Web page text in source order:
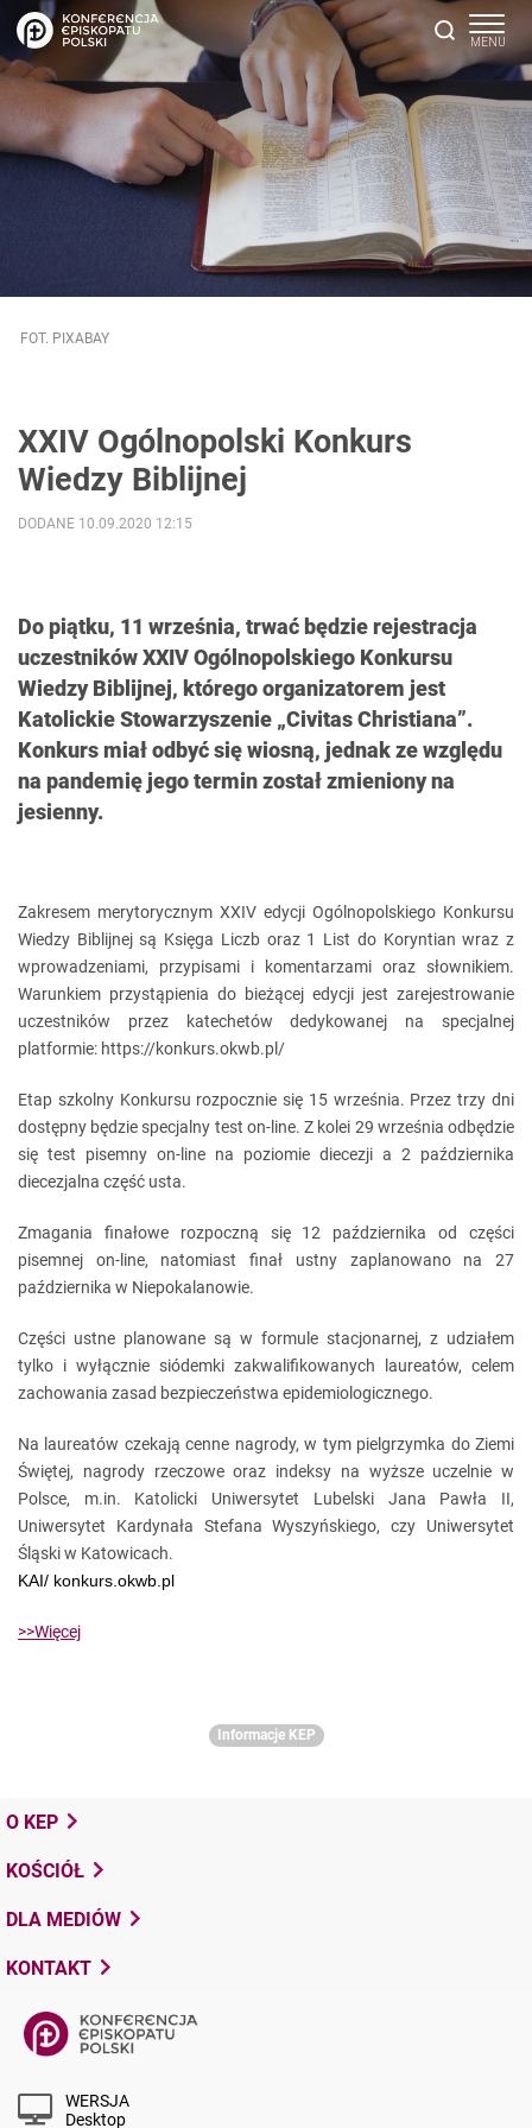
FOT. PIXABAY
XXIV Ogólnopolski Konkurs
Wiedzy Biblijnej
Do piątku, 11 września, trwać będzie rejestracja
uczestników XXIV Ogólnopolskiego Konkursu
Wiedzy Biblijnej, którego organizatorem jest
Katolickie Stowarzyszenie „Civitas Christiana”.
Konkurs miał odbyć się wiosną, jednak ze względu
na pandemię jego termin został zmieniony na
jesienny.
DODANE 10.09.2020 12:15
Zakresem merytorycznym XXIV edycji Ogólnopolskiego Konkursu
Wiedzy Biblijnej są Księga Liczb oraz 1 List do Koryntian wraz z
wprowadzeniami, przypisami i komentarzami oraz słownikiem.
Warunkiem przystąpienia do bieżącej edycji jest zarejestrowanie
uczestników przez katechetów dedykowanej na specjalnej
platformie: https://konkurs.okwb.pl/
Etap szkolny Konkursu rozpocznie się 15 września. Przez trzy dni
dostępny będzie specjalny test on-line. Z kolei 29 września odbędzie
się test pisemny on-line na poziomie diecezji a 2 października
diecezjalna część usta.
Zmagania finałowe rozpoczną się 12 października od części
pisemnej on-line, natomiast finał ustny zaplanowano na 27
października w Niepokalanowie.
Części ustne planowane są w formule stacjonarnej, z udziałem
tylko i wyłącznie siódemki zakwalifikowanych laureatów, celem
zachowania zasad bezpieczeństwa epidemiologicznego.
Na laureatów czekają cenne nagrody, w tym pielgrzymka do Ziemi
Świętej, nagrody rzeczowe oraz indeksy na wyższe uczelnie w
Polsce, m.in. Katolicki Uniwersytet Lubelski Jana Pawła II,
Uniwersytet Kardynała Stefana Wyszyńskiego, czy Uniwersytet
Śląski w Katowicach.
KAI/ konkurs.okwb.pl
>>Więcej
Informacje KEP
O KEP
KOŚCIÓŁ
DLA MEDIÓW
KONTAKT
WERSJA
Desktop